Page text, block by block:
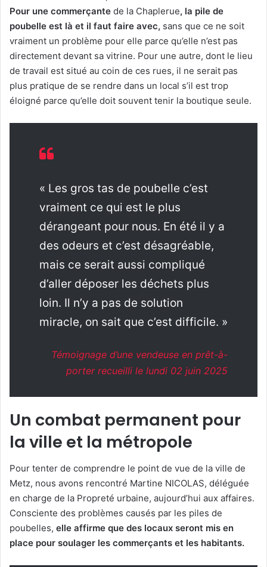
Pour une commerçante de la Chaplerue, la pile de
poubelle est là et il faut faire avec, sans que ce ne soit
vraiment un problème pour elle parce qu’elle n’est pas
directement devant sa vitrine. Pour une autre, dont le lieu
de travail est situé au coin de ces rues, il ne serait pas
plus pratique de se rendre dans un local s’il est trop
éloigné parce qu’elle doit souvent tenir la boutique seule.
« Les gros tas de poubelle c’est
vraiment ce qui est le plus
dérangeant pour nous. En été il y a
des odeurs et c’est désagréable,
mais ce serait aussi compliqué
d’aller déposer les déchets plus
loin. Il n’y a pas de solution
miracle, on sait que c’est difficile. »
Témoignage d’une vendeuse en prêt-à-
porter recueilli le lundi 02 juin 2025
Un combat permanent pour
la ville et la métropole
Pour tenter de comprendre le point de vue de la ville de
Metz, nous avons rencontré Martine NICOLAS, déléguée
en charge de la Propreté urbaine, aujourd’hui aux affaires.
Consciente des problèmes causés par les piles de
poubelles, elle affirme que des locaux seront mis en
place pour soulager les commerçants et les habitants.